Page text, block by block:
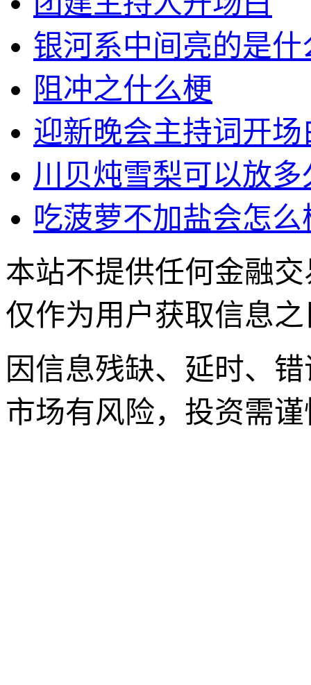
银河系中间亮的是什
阻冲之什么梗
迎新晚会主持词开场
川贝炖雪梨可以放多
吃菠萝不加盐会怎么
本站不提供任何金融
仅作为用户获取信息
因信息残缺、延时、
市场有风险，投资需